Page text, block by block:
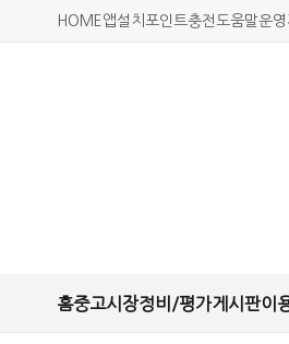
HOME 앱설치 포인트충전도움말운영
홈중고시장정비/평가게시판이